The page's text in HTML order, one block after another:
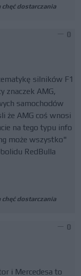
chęć dostarczania
0
silników F1
znaczek AMG,
samochodów
że AMG coś wnosi
na tego typu info
może wszystko"
RedBulla
chęć dostarczania
0
i Mercedesa to